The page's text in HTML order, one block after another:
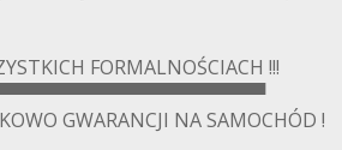
FORMALNOŚCIACH !!!
GWARANCJI NA SAMOCHÓD !